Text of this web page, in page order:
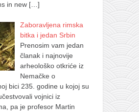
in new […]
Zaboravljena rimska
bitka i jedan Srbin
Prenosim vam jedan
članak i najnovije
arheološko otkriće iz
Nemačke o
bici 235. godine u kojoj su
vojnici iz
pa je profesor Martin